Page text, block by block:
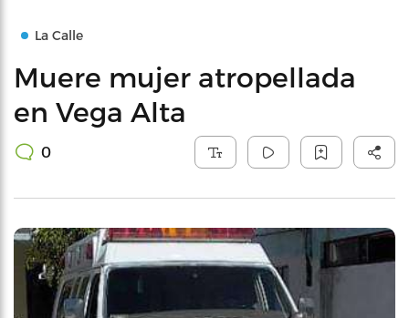
La Calle
Muere mujer atropellada
en Vega Alta
0